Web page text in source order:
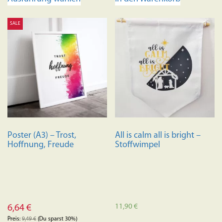
Die
Optionen
können
auf
der
SALE
Poster (A3) – Trost,
Hoffnung, Freude
6,64 €
Preis: 9,49€ (Du sparst 30%)
All is calm all is bright –
Stoffwimpel
11,90€